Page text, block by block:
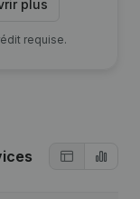
plus
requise.